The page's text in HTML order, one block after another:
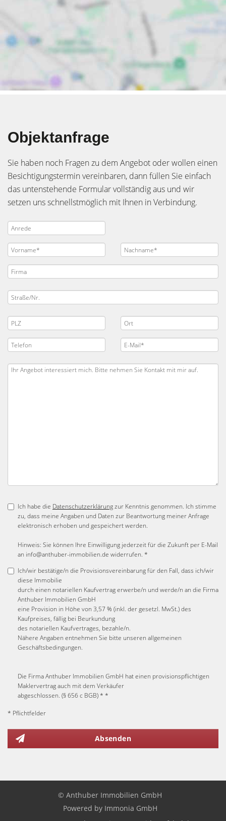
Objektanfrage
Sie haben noch Fragen zu dem Angebot oder wollen einen
Besichtigungstermin vereinbaren, dann füllen Sie einfach
das untenstehende Formular vollständig aus und wir
setzen uns schnellstmöglich mit Ihnen in Verbindung.
Ich habe die Datenschutzerklärungzur Kenntnis genommen. Ich stimme
zu, dass meine Angaben und Daten zur Beantwortung meiner Anfrage
elektronisch erhoben und gespeichert werden.
Hinweis: Sie können Ihre Einwilligung jederzeit für die Zukunft per E-Mail
an info@anthuber-immobilien.de widerrufen. *
Ich/wir bestätige/n die Provisionsvereinbarung für den Fall, dass ich/wir
diese Immobilie
durch einen notariellen Kaufvertrag erwerbe/n und werde/n an die Firma
Anthuber Immobilien GmbH
eine Provision in Höhe von 3,57 % (inkl. der gesetzl. MwSt.) des
Kaufpreises, fällig bei Beurkundung
des notariellen Kaufvertrages, bezahle/n.
Nähere Angaben entnehmen Sie bitte unseren allgemeinen
Geschäftsbedingungen.
Die Firma Anthuber Immobilien GmbH hat einen provisionspflichtigen
Maklervertrag auch mit dem Verkäufer
abgeschlossen. (§ 656 c BGB) * *
* Pflichtfelder
Absenden
© Anthuber Immobilien GmbH
Powered by Immonia GmbH